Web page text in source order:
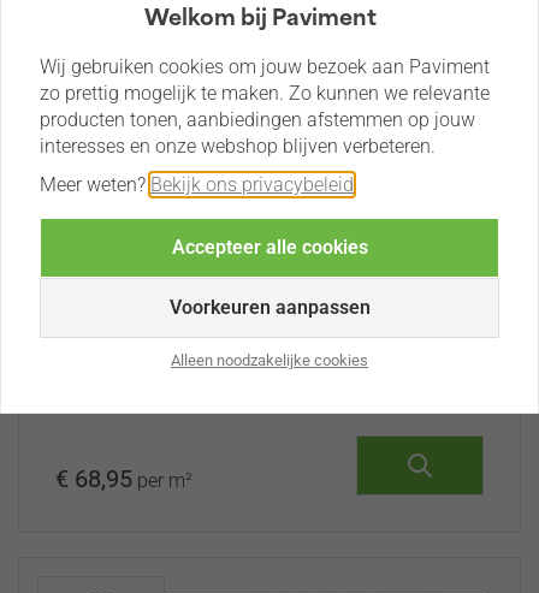
Cera4line Mento 60x60x4
Concrete Grey
✔ Krasbestendig en kleurvast ✔
€ 68,95 per m²
Welkom bij Paviment
Wij gebruiken cookies om jouw bezoek aan Paviment
zo prettig mogelijk te maken. Zo kunnen we relevante
producten tonen, aanbiedingen afstemmen op jouw
interesses en onze webshop blijven verbeteren.
Meer weten? Bekijk ons privacybeleid
Accepteer alle cookies
Voorkeuren aanpassen
Alleen noodzakelijke cookies